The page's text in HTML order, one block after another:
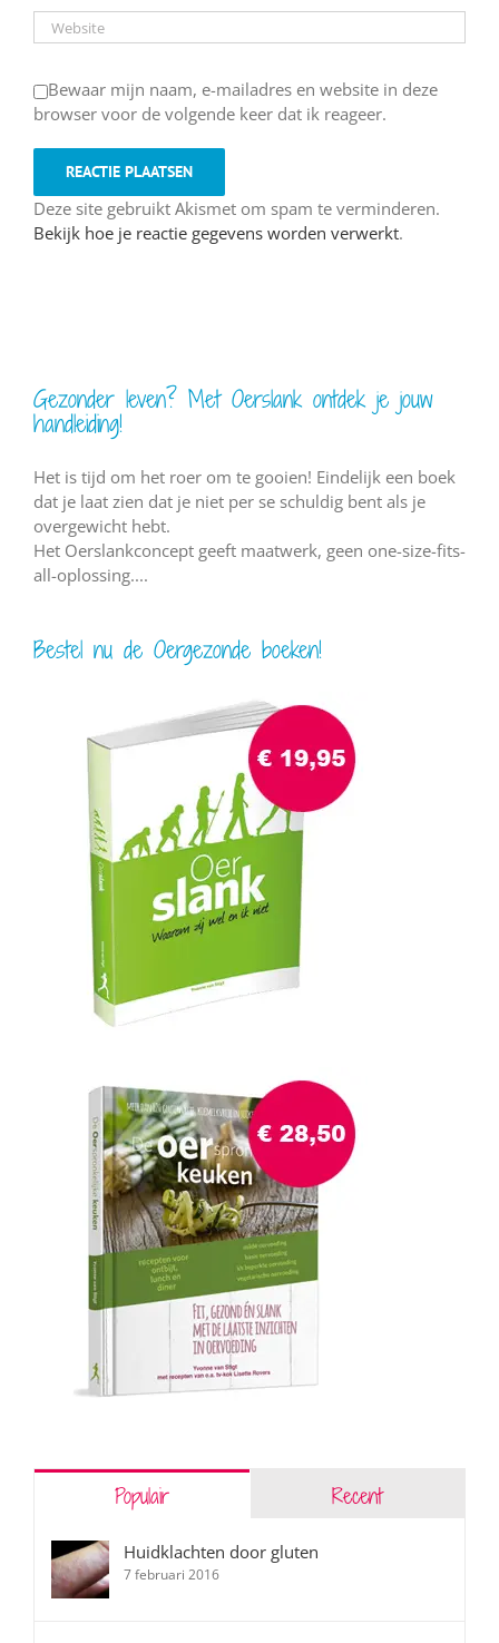
Bewaar mijn naam, e-mailadres en website in deze
browser voor de volgende keer dat ik reageer.
Deze site gebruikt Akismet om spam te verminderen.
Bekijk hoe je reactie gegevens worden verwerkt.
Gezonder leven? Met Oerslank ontdek je jouw
handleiding!
Het is tijd om het roer om te gooien! Eindelijk een boek
dat je laat zien dat je niet per se schuldig bent als je
overgewicht hebt.
Het Oerslankconcept geeft maatwerk, geen one-size-fits-
all-oplossing....
Bestel nu de Oergezonde boeken!
Populair Recent
Huidklachten door gluten
7 februari 2016